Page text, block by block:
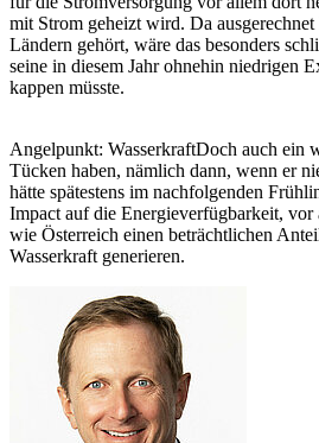
mit Strom geheizt wird. Da
Ländern gehört, wäre das besonders
seine in diesem Jahr ohnehin niedrigen
kappen müsste.
Angelpunkt: WasserkraftDoch auch ein
Tücken haben, nämlich dann, wenn er
hätte spätestens im nachfolgenden
Impact auf die Energieverfügbarkeit,
wie Österreich einen beträchtlichen
Wasserkraft generieren.